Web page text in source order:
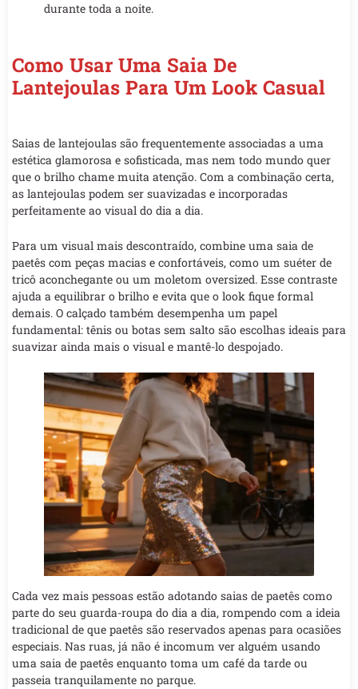
durante toda a noite.
Como Usar Uma Saia De
Lantejoulas Para Um Look Casual
Saias de lantejoulas são frequentemente associadas a uma
estética glamorosa e sofisticada, mas nem todo mundo quer
que o brilho chame muita atenção. Com a combinação certa,
as lantejoulas podem ser suavizadas e incorporadas
perfeitamente ao visual do dia a dia.
Para um visual mais descontraído, combine uma saia de
paetês com peças macias e confortáveis, como um suéter de
tricô aconchegante ou um moletom oversized. Esse contraste
ajuda a equilibrar o brilho e evita que o look fique formal
demais. O calçado também desempenha um papel
fundamental: tênis ou botas sem salto são escolhas ideais para
suavizar ainda mais o visual e mantê-lo despojado.
Cada vez mais pessoas estão adotando saias de paetês como
parte do seu guarda-roupa do dia a dia, rompendo com a ideia
tradicional de que paetês são reservados apenas para ocasiões
especiais. Nas ruas, já não é incomum ver alguém usando
uma saia de paetês enquanto toma um café da tarde ou
passeia tranquilamente no parque.